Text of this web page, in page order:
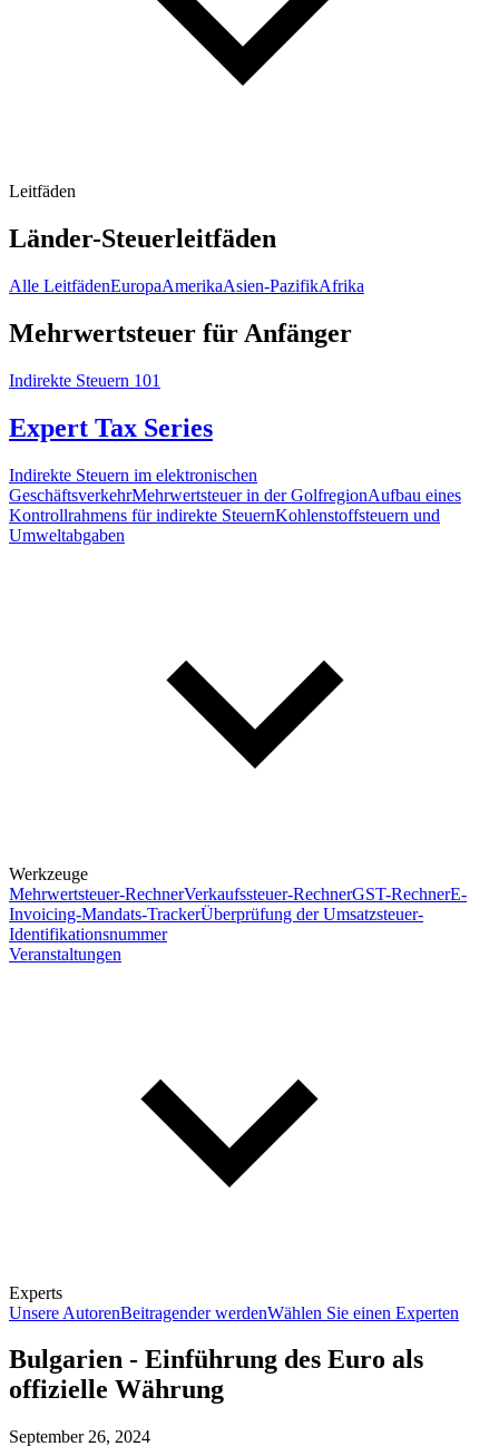
Leitfäden
Länder-Steuerleitfäden
Alle LeitfädenEuropaAmerikaAsien-PazifikAfrika
Mehrwertsteuer für Anfänger
Indirekte Steuern 101
Expert Tax Series
Indirekte Steuern im elektronischen
GeschäftsverkehrMehrwertsteuer in der GolfregionAufbau eines
Kontrollrahmens für indirekte SteuernKohlenstoffsteuern und
Umweltabgaben
Werkzeuge
Mehrwertsteuer-RechnerVerkaufssteuer-RechnerGST-RechnerE-
Invoicing-Mandats-TrackerÜberprüfung der Umsatzsteuer-
Identifikationsnummer
Veranstaltungen
Experts
Unsere AutorenBeitragender werdenWählen Sie einen Experten
Bulgarien - Einführung des Euro als
offizielle Währung
September 26, 2024